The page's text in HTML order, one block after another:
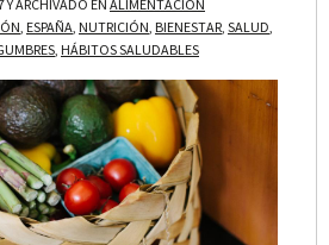
ARCHIVADO ENALIMENTACION
, ESPAÑA, NUTRICIÓN, BIENESTAR, SALUD,
, HÁBITOS SALUDABLES